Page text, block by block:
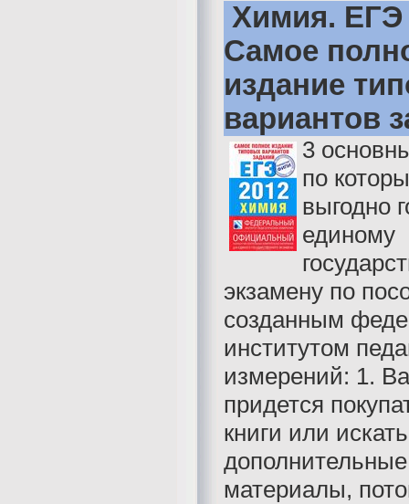
Химия. ЕГЭ
Самое
издание
вариантов
3
по
выгодно
единому
экзамену по
созданным
институтом
измерений: 1.
придется
книги или искать
дополнительные
материалы,